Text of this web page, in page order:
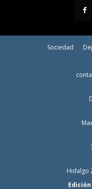
Sociedad
Hidalgo
Edición